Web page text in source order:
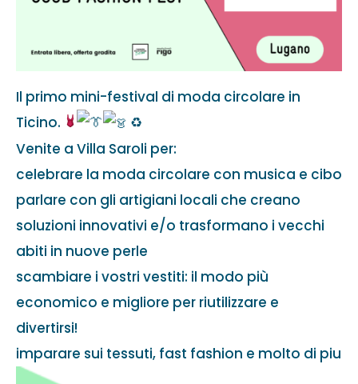
Il primo mini-festival di moda circolare in
Ticino.
♻️
Venite a Villa Saroli per:
celebrare la moda circolare con musica e cibo
parlare con gli artigiani locali che creano
soluzioni innovativi e/o trasformano i vecchi
abiti in nuove perle
scambiare i vostri vestiti: il modo più
economico e migliore per riutilizzare e
divertirsi!
imparare sui tessuti, fast fashion e molto di piu